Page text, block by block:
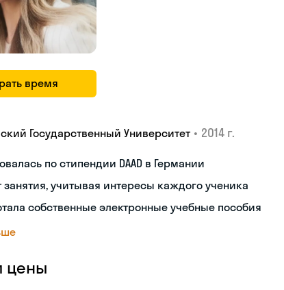
время
Государственный Университет • 2014 г.
по стипендии DAAD в Германии
занятия, учитывая интересы каждого ученика
собственные электронные учебные пособия
цены